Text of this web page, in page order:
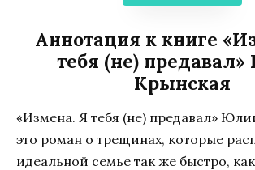
Аннотация к книге
тебя (не)
Крынская
«Измена. Я тебя (не) предавал»
это роман о трещинах, которые
идеальной семье так же быстро,